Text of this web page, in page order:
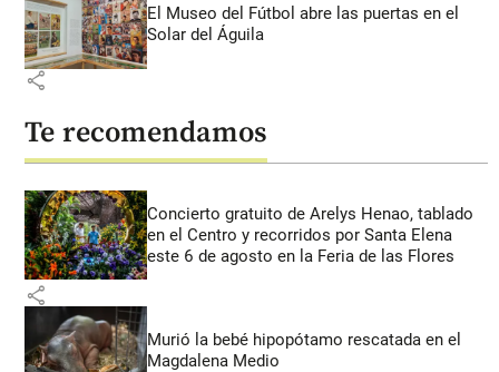
El Museo del Fútbol abre las puertas en el
Solar del Águila
share
Te recomendamos
Concierto gratuito de Arelys Henao, tablado
en el Centro y recorridos por Santa Elena
este 6 de agosto en la Feria de las Flores
share
Murió la bebé hipopótamo rescatada en el
Magdalena Medio